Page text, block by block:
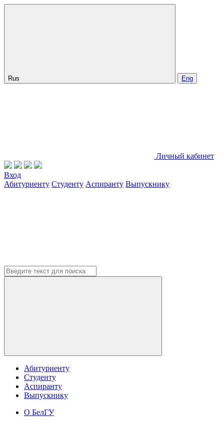
Rus Eng
Личный кабинет
Вход
Абитуриенту Студенту Аспиранту Выпускнику
Абитуриенту
Студенту
Аспиранту
Выпускнику
О БелГУ